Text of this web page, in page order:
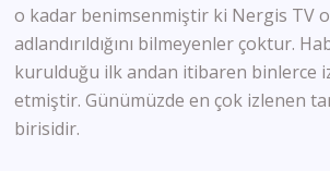
o kadar benimsenmiştir ki Nergis TV
adlandırıldığını bilmeyenler çoktur.
kurulduğu ilk andan itibaren binlerce
etmiştir. Günümüzde en çok izlenen
birisidir.